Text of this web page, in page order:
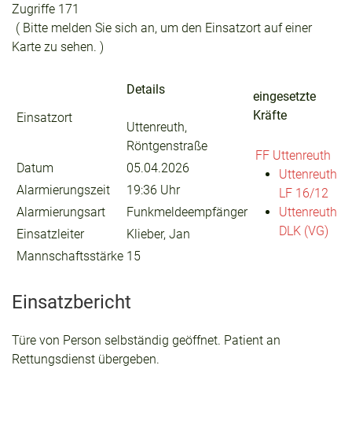
Zugriffe 171
( Bitte melden Sie sich an, um den Einsatzort auf einer
Karte zu sehen. )
Einsatzort
Details
Uttenreuth,
Röntgenstraße
Datum
05.04.2026
Alarmierungszeit
19:36 Uhr
Alarmierungsart
Funkmeldeempfänger
Einsatzleiter
Klieber, Jan
Mannschaftsstärke 15
eingesetzte
Kräfte
FF Uttenreuth
Uttenreuth
LF 16/12
Uttenreuth
DLK (VG)
Einsatzbericht
Türe von Person selbständig geöffnet. Patient an
Rettungsdienst übergeben.